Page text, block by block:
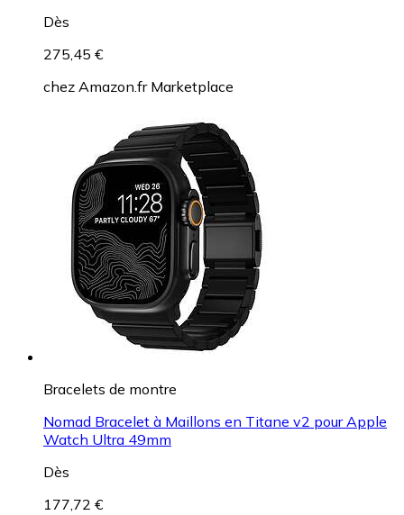
Dès
275,45 €
chez Amazon.fr Marketplace
Bracelets de montre
Nomad Bracelet à Maillons en Titane v2 pour Apple
Watch Ultra 49mm
Dès
177,72 €